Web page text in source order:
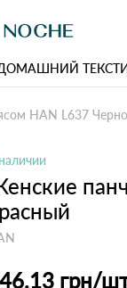
HAN L637
грн/